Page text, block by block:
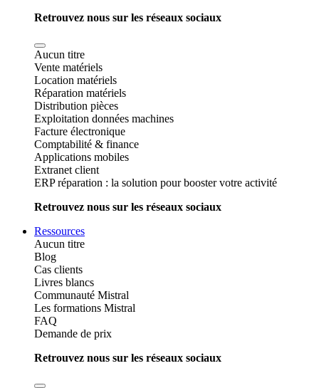
Retrouvez nous sur les réseaux sociaux
Aucun titre
Vente matériels
Location matériels
Réparation matériels
Distribution pièces
Exploitation données machines
Facture électronique
Comptabilité & finance
Applications mobiles
Extranet client
ERP réparation : la solution pour booster votre activité
Retrouvez nous sur les réseaux sociaux
Ressources
Aucun titre
Blog
Cas clients
Livres blancs
Communauté Mistral
Les formations Mistral
FAQ
Demande de prix
Retrouvez nous sur les réseaux sociaux